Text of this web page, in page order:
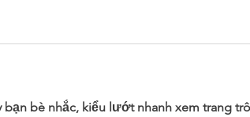
bè nhắc, kiểu lướt nhanh xem trang